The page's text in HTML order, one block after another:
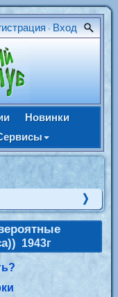
• Вход
Новинки
1943г